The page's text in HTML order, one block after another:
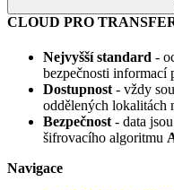
CLOUD PRO
Nejvyšší standard -
bezpečnosti informací
Dostupnost - vždy
oddělených lokalitách
Bezpečnost - data
šifrovacího algoritmu
Navigace